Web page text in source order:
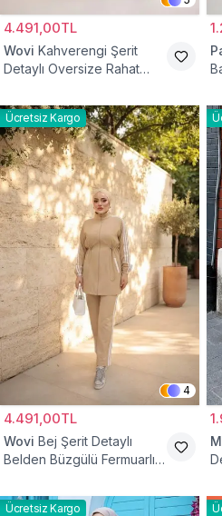
4.491,00TL
Wovi Kahverengi Şerit
Detaylı Oversize Rahat
Ücretsiz Kargo
4
4.491,00TL
Wovi Bej Şerit Detaylı
Belden Büzgülü Fermuarlı
Ücretsiz Kargo